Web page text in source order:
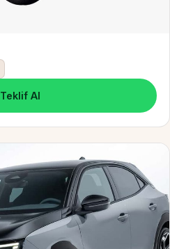
Teklif Al